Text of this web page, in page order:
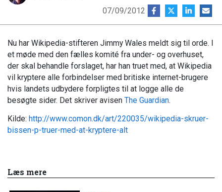
07/09/2012
Nu har Wikipedia-stifteren Jimmy Wales meldt sig til orde. I
et møde med den fælles komité fra under- og overhuset,
der skal behandle forslaget, har han truet med, at Wikipedia
vil kryptere alle forbindelser med britiske internet-brugere
hvis landets udbydere forpligtes til at logge alle de
besøgte sider. Det skriver avisen The Guardian.
Kilde: http://www.comon.dk/art/220035/wikipedia-skruer-
bissen-p-truer-med-at-kryptere-alt
Læs mere